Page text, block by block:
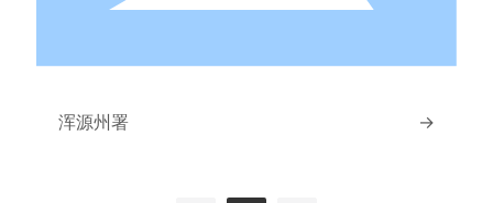
浑源州署 →